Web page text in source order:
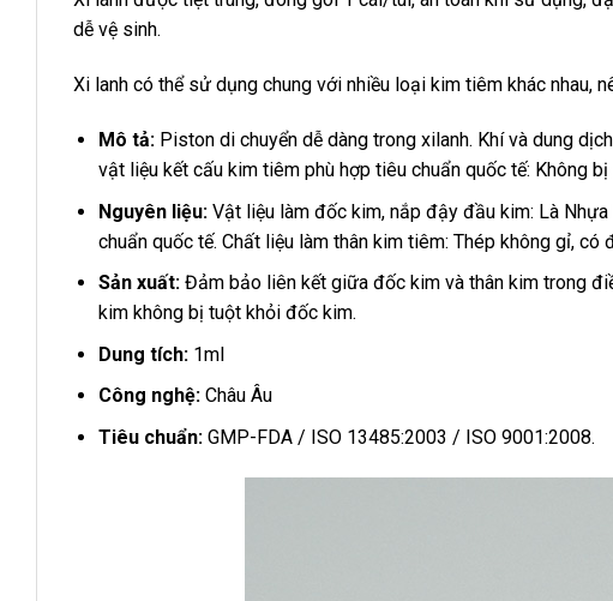
dễ vệ sinh.
Xi lanh có thể sử dụng chung với nhiều loại kim tiêm khác nhau,
Mô tả: Piston di chuyển dễ dàng trong xilanh. Khí và dung
vật liệu kết cấu kim tiêm phù hợp tiêu chuẩn quốc tế: Không
Nguyên liệu: Vật liệu làm đốc kim, nắp đậy đầu kim: Là
chuẩn quốc tế. Chất liệu làm thân kim tiêm: Thép không gỉ,
Sản xuất:Đảm bảo liên kết giữa đốc kim và thân kim trong
kim không bị tuột khỏi đốc kim.
Dung tích: 1ml
Công nghệ:Châu Âu
Tiêu chuẩn:GMP-FDA / ISO 13485:2003 / ISO 9001:2008.